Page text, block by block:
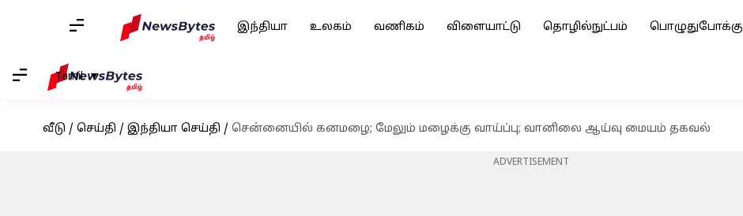
இந்தியா உலகம் வணிகம் விளையாட்டு தொழில்நுட்பம் பொழுதுபோக்கு
Tamil
வீடு / செய்தி / இந்தியா செய்தி / சென்னையில் கனமழை; மேலும் மழைக்கு வாய்ப்பு; வானிலை ஆய்வு மையம் தகவல்
ADVERTISEMENT